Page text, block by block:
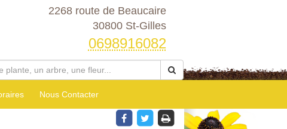
2268 route de Beaucaire
30800 St-Gilles
0698916082
Nous Contacter